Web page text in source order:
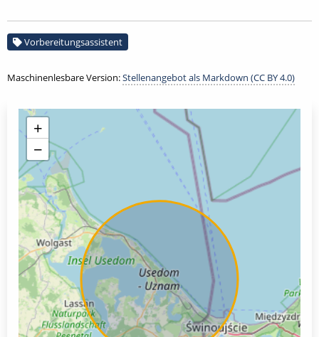
Vorbereitungsassistent
Maschinenlesbare Version:Stellenangebot als Markdown (CC BY 4.0)
+
−